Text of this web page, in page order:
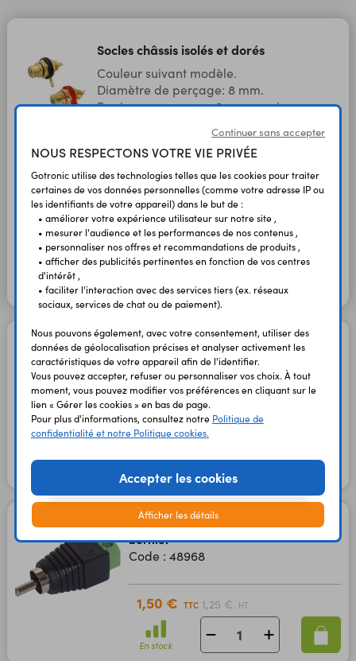
Socles châssis isolés et dorés
Couleur suivant modèle.
Diamètre de perçage: 8 mm.
Epaisseur panneau: 8 mm maxi.
RCAC2N noir 08536
En stock 2,08 €HT 2,50 €TTC
Socle châssis
RCAC2R rouge 08539
En stock 2,08 €HT 2,50 €TTC
Socle RCA FR90CI
coudé pour CI
Code : 08531
0,50 € TTC 0,42 €
Adaptateur RCA mâle -
bornier
Code : 48968
1,50 € TTC 1,25 € HT
En stock
Continuer sans accepter
NOUS RESPECTONS VOTRE VIE PRIVÉE
Gotronic utilise des technologies telles que les cookies pour traiter
certaines de vos données personnelles (comme votre adresse IP ou
les identifiants de votre appareil) dans le but de :
• améliorer votre expérience utilisateur sur notre site ,
• mesurer l'audience et les performances de nos contenus ,
• personnaliser nos offres et recommandations de produits ,
• afficher des publicités pertinentes en fonction de vos centres
d'intérêt ,
• faciliter l'interaction avec des services tiers (ex. réseaux
sociaux, services de chat ou de paiement).
Nous pouvons également, avec votre consentement, utiliser des
données de géolocalisation précises et analyser activement les
caractéristiques de votre appareil afin de l'identifier.
Vous pouvez accepter, refuser ou personnaliser vos choix. À tout
moment, vous pouvez modifier vos préférences en cliquant sur le
lien « Gérer les cookies » en bas de page.
Pour plus d'informations, consultez notre Politique de
confidentialité et notre Politique cookies.
Accepter les cookies
Afficher les détails